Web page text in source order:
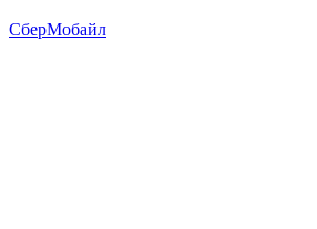
СберМобайл